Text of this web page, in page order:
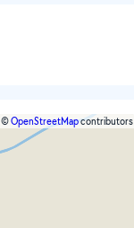
©OpenStreetMapcontributors